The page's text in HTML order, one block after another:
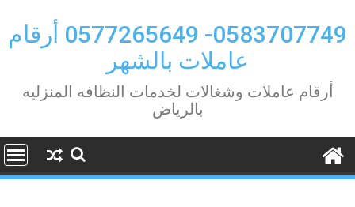
to
content
0583707749- 0577265649 أرقام
عاملات بالشهر
أرقام عاملات وشغالات لخدمات النظافه المنزليه
بالرياض